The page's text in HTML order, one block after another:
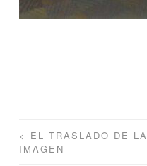
Navegación
de
< EL TRASLADO DE LA
IMAGEN